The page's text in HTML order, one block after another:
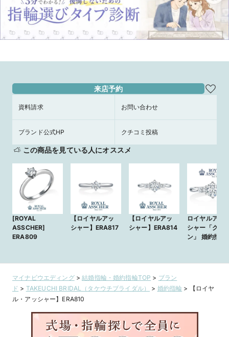
来店予約
資料請求 お問い合わせ
ブランド公式HP クチコミ投稿
この商品を見ている人にオススメ
[ROYAL
ASSCHER]
ERA809
【ロイヤルアッ
シャー】ERA817
【ロイヤルアッ
シャー】ERA814
ロイヤルアッ
シャー「クラ
ン」 婚約指輪
マイナビウエディング>結婚指輪・婚約指輪TOP > ブラン
ド > TAKEUCHI BRIDAL（タケウチブライダル） > 婚約指輪 >
【ロイヤ
ル・アッシャー】ERA810